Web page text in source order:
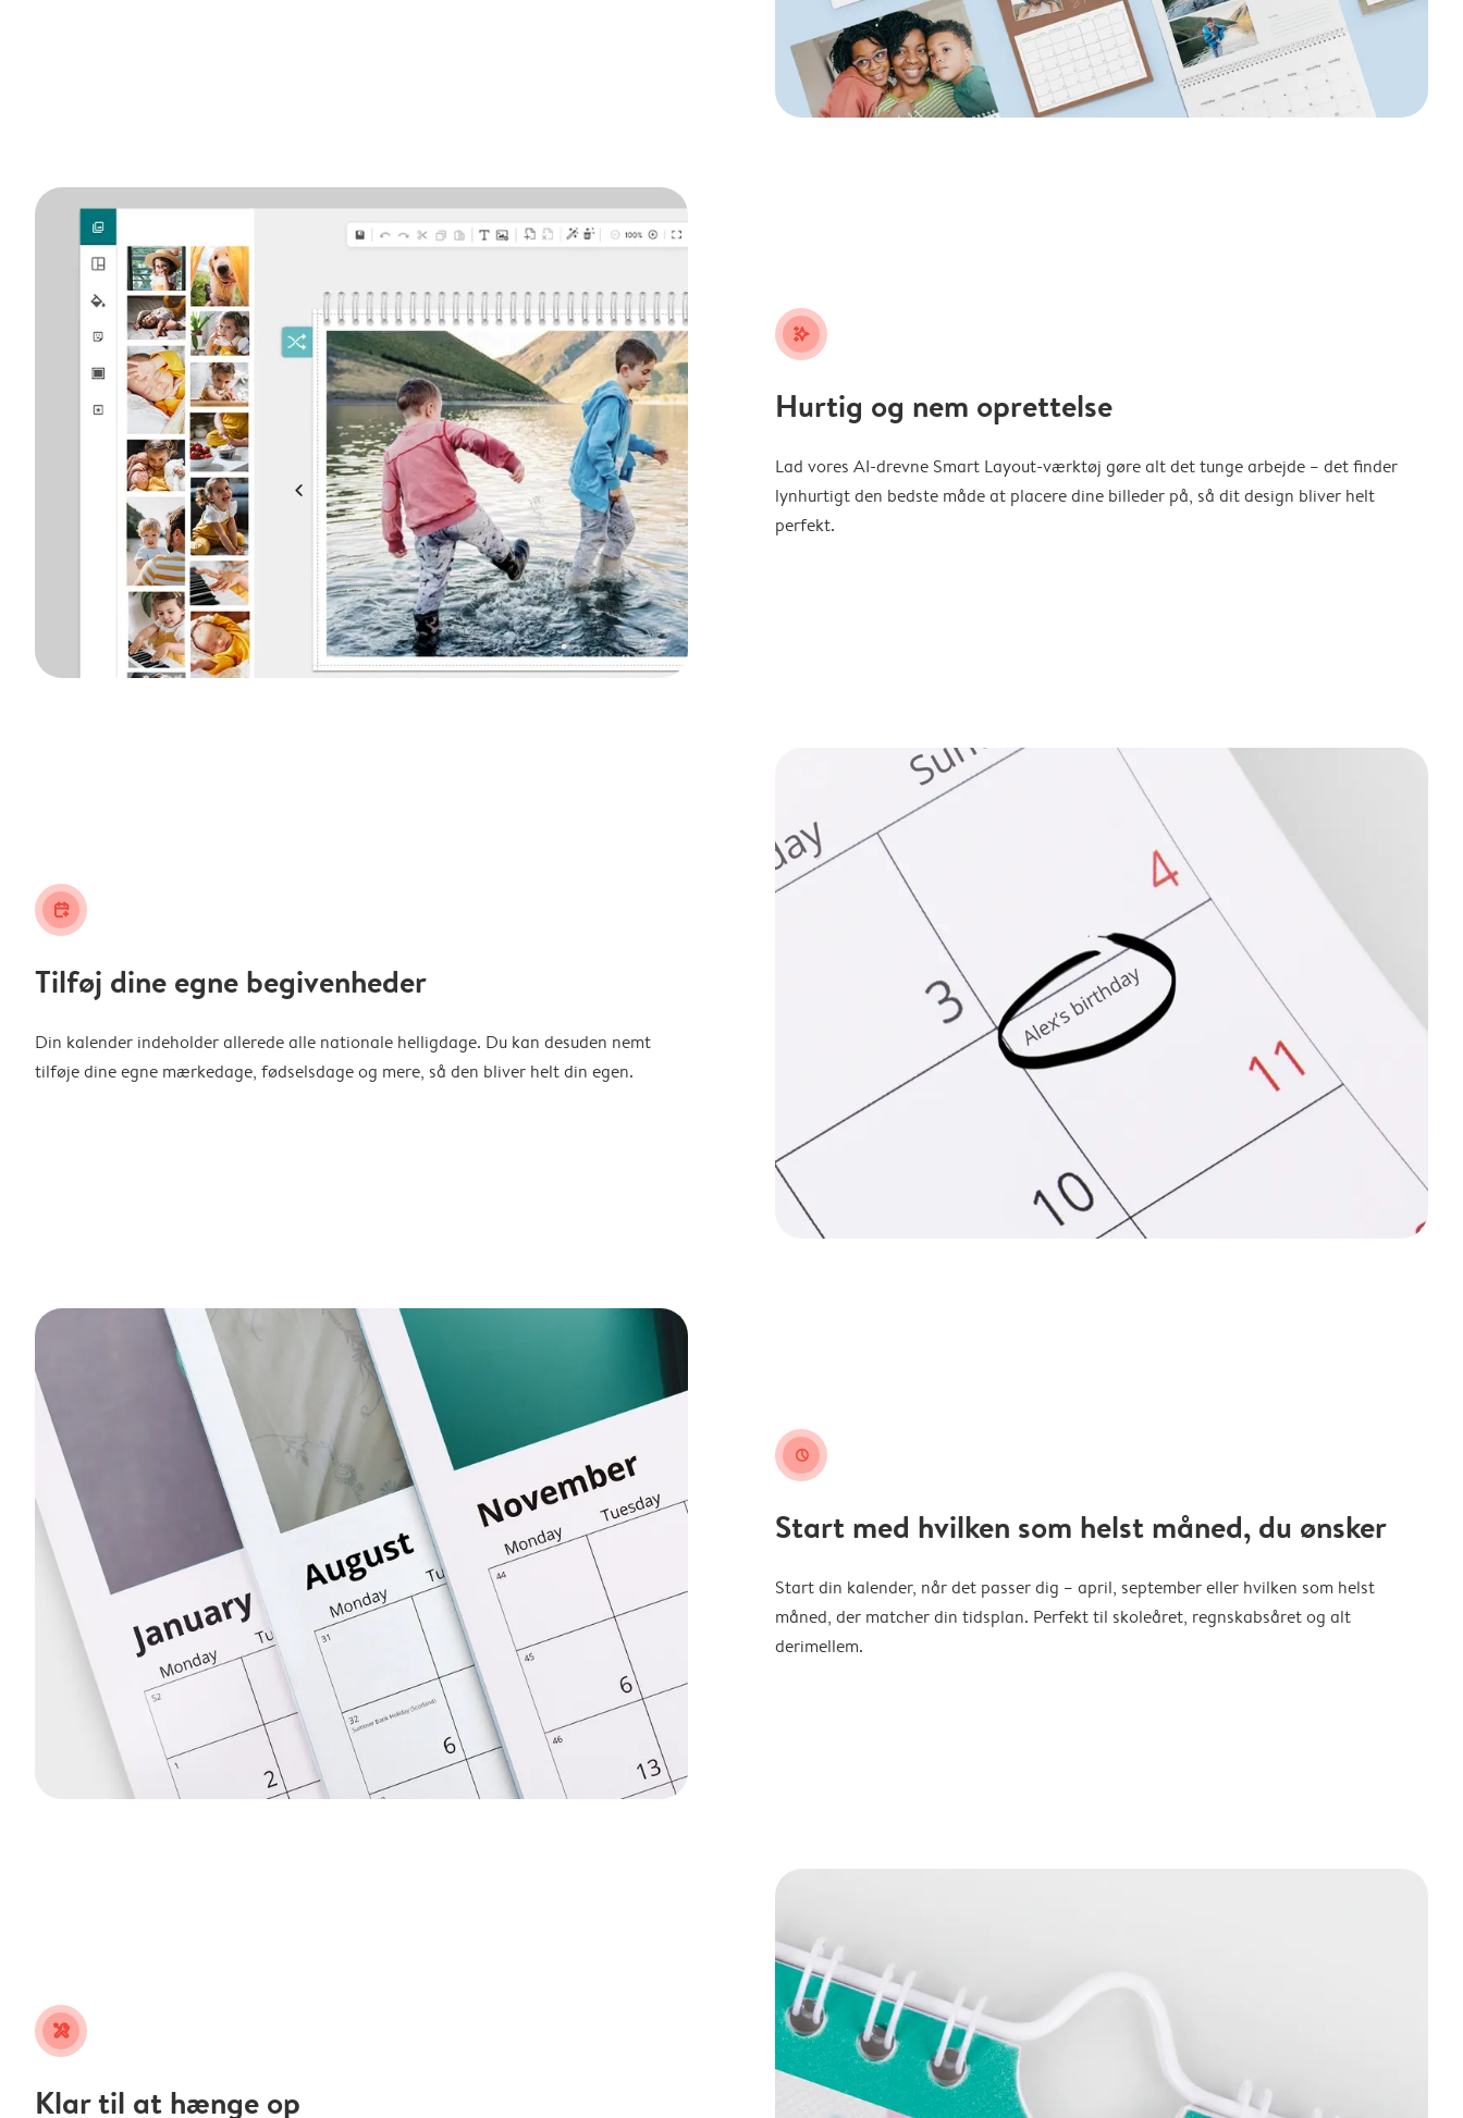
stars_plus
Hurtig og nem oprettelse
Lad vores AI-drevne Smart Layout-værktøj gøre alt det tunge arbejde – det finder
lynhurtigt den bedste måde at placere dine billeder på, så dit design bliver helt
perfekt.
calendar_plus
Tilføj dine egne begivenheder
Din kalender indeholder allerede alle nationale helligdage. Du kan desuden nemt
tilføje dine egne mærkedage, fødselsdage og mere, så den bliver helt din egen.
clock
Start med hvilken som helst måned, du ønsker
Start din kalender, når det passer dig – april, september eller hvilken som helst
måned, der matcher din tidsplan. Perfekt til skoleåret, regnskabsåret og alt
derimellem.
tools
Klar til at hænge op